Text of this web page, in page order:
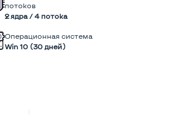
потоков
2 ядра / 4 потока
Операционная система
Win 10 (30 дней)